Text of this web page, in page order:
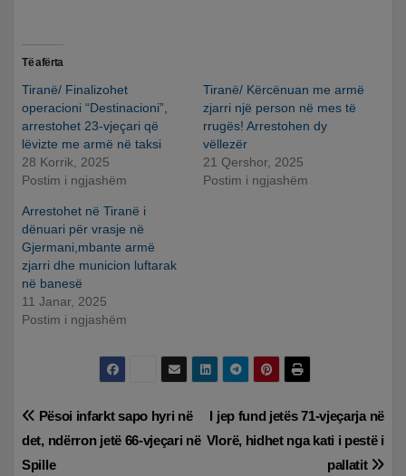
Të afërta
Tiranë/ Finalizohet
operacioni “Destinacioni”,
arrestohet 23-vjeçari që
lëvizte me armë në taksi
28 Korrik, 2025
Postim i ngjashëm
Tiranë/ Kërcënuan me armë
zjarri një person në mes të
rrugës! Arrestohen dy
vëllezër
21 Qershor, 2025
Postim i ngjashëm
Arrestohet në Tiranë i
dënuari për vrasje në
Gjermani,mbante armë
zjarri dhe municion luftarak
në banesë
11 Janar, 2025
Postim i ngjashëm
Lëvizje
te
I jep fund jetës 71-vjeçarja në
Vlorë, hidhet nga kati i pestë i
pallatit
Pësoi infarkt sapo hyri në
det, ndërron jetë 66-vjeçari në
Spille